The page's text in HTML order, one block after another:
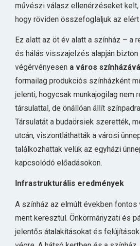
művészi válasz ellenérzéseket kelt,
hogy röviden összefoglaljuk az
Ez alatt az öt év alatt a színház – a
és hálás visszajelzés alapján bizton
végérvényesen a város
formailag produkciós színházként
jelenti, hogycsak munkajogilag nem
társulattal, de önállóan állít
Társulatát a budaörsiek szerették,
utcán, viszontláthatták a városi
találkozhattak velük az egyházi
kapcsolódó előadásokon.
Infrastrukturális eredmények
A színház az elmúlt években fontos
ment keresztül. Önkormányzati és
jelentős átalakításokat és